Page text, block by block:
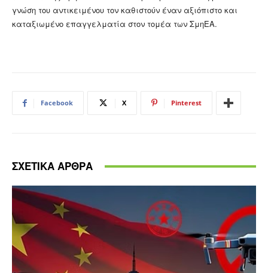
γνώση του αντικειμένου τον καθιστούν έναν αξιόπιστο και
καταξιωμένο επαγγελματία στον τομέα των ΣμηΕΑ.
Facebook X Pinterest
ΣΧΕΤΙΚΑ ΑΡΘΡΑ